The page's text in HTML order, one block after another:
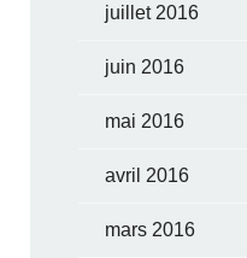
juillet 2016
juin 2016
mai 2016
avril 2016
mars 2016